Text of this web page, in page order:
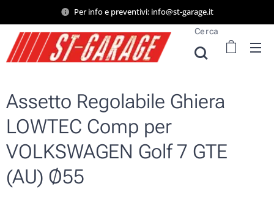
Per info e preventivi: info@st-garage.it
Cerca
Assetto Regolabile Ghiera
LOWTEC Comp per
VOLKSWAGEN Golf 7 GTE
(AU) Ø55